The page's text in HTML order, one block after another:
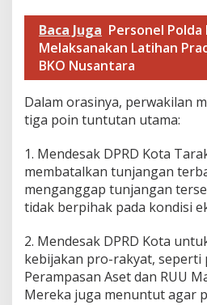
D
P
R
T
a
r
a
n
Baca Juga Personel Polda
Melaksanakan Latihan
BKO Nusantara
​Dalam orasinya, perwakilan
tiga poin tuntutan utama:
1. ​Mendesak DPRD Kota
membatalkan tunjangan
menganggap tunjangan
tidak berpihak pada kondisi
2. Mendesak DPRD Kota
kebijakan pro-rakyat, seperti
Perampasan Aset dan RUU
Mereka juga menuntut agar